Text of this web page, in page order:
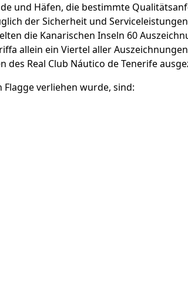
und Häfen, die bestimmte
der Sicherheit und
die Kanarischen Inseln 60
allein ein Viertel aller
des Real Club Náutico de Tenerife
Flagge verliehen wurde, sind: